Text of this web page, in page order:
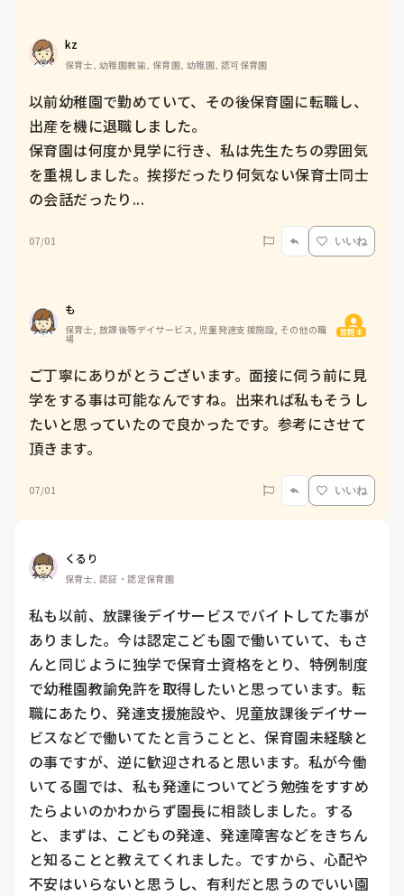
kz
保育士, 幼稚園教諭, 保育園, 幼稚園, 認可保育園
以前幼稚園で勤めていて、その後保育園に転職し、
出産を機に退職しました。
保育園は何度か見学に行き、私は先生たちの雰囲気
を重視しました。挨拶だったり何気ない保育士同士
の会話だったり...
07/01 いいね
も
保育士, 放課後等デイサービス, 児童発達支援施設, その他の職
場 質問主
ご丁寧にありがとうございます。面接に伺う前に見
学をする事は可能なんですね。出来れば私もそうし
たいと思っていたので良かったです。参考にさせて
頂きます。
07/01 いいね
くるり
保育士, 認証・認定保育園
私も以前、放課後デイサービスでバイトしてた事が
ありました。今は認定こども園で働いていて、もさ
んと同じように独学で保育士資格をとり、特例制度
で幼稚園教諭免許を取得したいと思っています。転
職にあたり、発達支援施設や、児童放課後デイサー
ビスなどで働いてたと言うことと、保育園未経験と
の事ですが、逆に歓迎されると思います。私が今働
いてる園では、私も発達についてどう勉強をすすめ
たらよいのかわからず園長に相談しました。する
と、まずは、こどもの発達、発達障害などをきちん
と知ることと教えてくれました。ですから、心配や
不安はいらないと思うし、有利だと思うのでいい園